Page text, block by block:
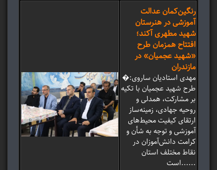
رنگین‌کمان عدالت
آموزشی در هنرستان
شهید مطهری آکند؛
افتتاح همزمان طرح
«شهید عجمیان» در
مازندران
�مهدی استادیان ساروی:
طرح شهید عجمیان با تکیه
بر مشارکت، همدلی و
روحیه جهادی، زمینه‌ساز
ارتقای کیفیت محیط‌های
آموزشی و توجه به شأن و
کرامت دانش‌آموزان در
نقاط مختلف استان
است......